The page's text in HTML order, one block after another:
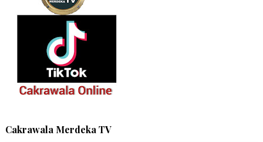
Cakrawala Merdeka TV